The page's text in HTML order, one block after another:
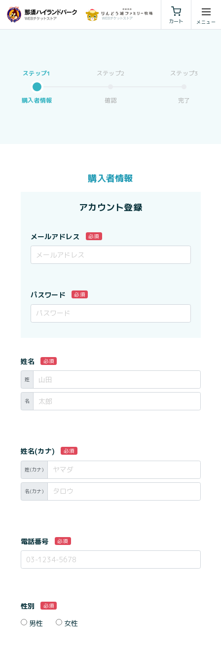
カート
特定商取引法に基づく表示
購入者情報 確認 完了
購入者情報
アカウント登録
メールアドレス 必須
パスワード 必須
姓名 必須
姓
名
姓名(カナ) 必須
姓(カナ)
名(カナ)
電話番号 必須
性別 必須
男性 女性